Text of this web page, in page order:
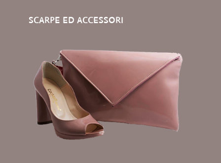
SCARPE ED ACCESSORI